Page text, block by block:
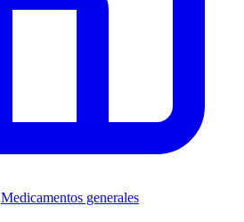
Medicamentos generales